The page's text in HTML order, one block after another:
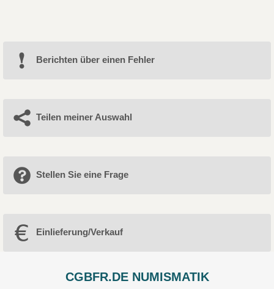
Berichten über einen Fehler
Teilen meiner Auswahl
Stellen Sie eine Frage
Einlieferung/Verkauf
CGBFR.DE NUMISMATIK